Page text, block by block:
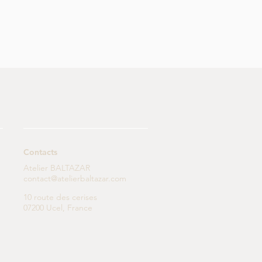
Contacts
Atelier BALTAZAR
contact@atelierbaltazar.com
10 route des cerises
07200 Ucel, France